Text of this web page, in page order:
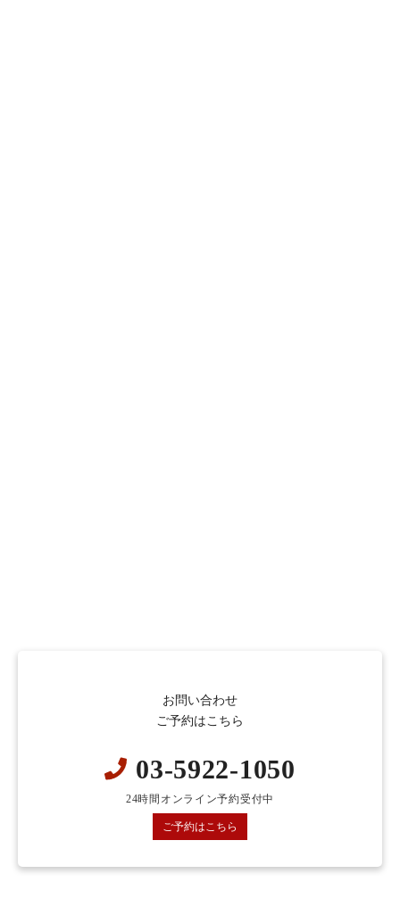
お問い合わせ
ご予約はこちら
03-5922-1050
24時間オンライン予約受付中
ご予約はこちら